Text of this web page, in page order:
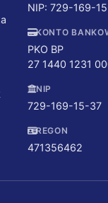
NIP: 729-169-
KONTO
PKO BP
27 1440 1231
NIP
729-169-15-37
REGON
471356462